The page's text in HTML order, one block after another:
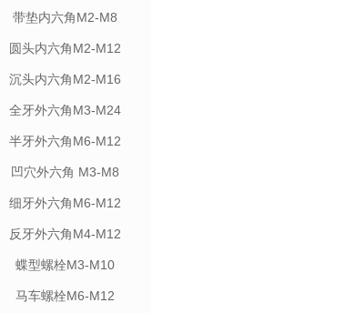
带垫内六角M2-M8
圆头内六角M2-M12
沉头内六角M2-M16
全牙外六角M3-M24
半牙外六角M6-M12
凹穴外六角 M3-M8
细牙外六角M6-M12
反牙外六角M4-M12
蝶型螺栓M3-M10
马车螺栓M6-M12